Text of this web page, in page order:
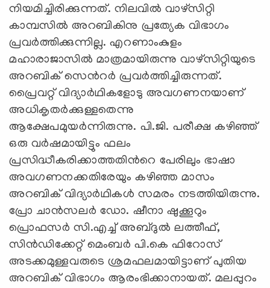
നിയമിച്ചിരിക്കുന്നത്. നിലവില്‍ വാഴ്സിറ്റി
കാമ്പസില്‍ അറബികിനു പ്രത്യേക വിഭാഗം
പ്രവര്‍ത്തിക്കുന്നില്ല. എറണാംകുളം
മഹാരാജാസില്‍ മാത്രമായിരുന്നു വാഴ്സിറ്റിയുടെ
അറബിക് സെന്‍റര്‍ പ്രവര്‍ത്തിച്ചിരുന്നത്.
പ്രൈവറ്റ് വിദ്യാര്‍ഥികളോടു അവഗണനയാണ്
അധികൃതര്‍ക്കുള്ളതെന്നു
ആക്ഷേപമുയര്‍ന്നിരുന്നു. പി.ജി. പരീക്ഷ കഴിഞ്ഞ്
ഒരു വര്‍ഷമായിട്ടും ഫലം
പ്രസിദ്ധീകരിക്കാത്തതിന്‍റെ പേരിലും ഭാഷാ
അവഗണനക്കതിരേയും കഴിഞ്ഞ മാസം
അറബിക് വിദ്യാര്‍ഥികള്‍ സമരം നടത്തിയിരുന്നു.
പ്രോ ചാന്‍സലര്‍ ഡോ. ഷീനാ ഷുക്കൂറും
പ്രൊഫസര്‍ സി.എച്ച് അബ്ദുല്‍ ലത്തീഫ്,
സിന്‍ഡിക്കേറ്റ് മെംബര്‍ പി.കെ ഫിറോസ്
അടക്കമുള്ളവരുടെ ശ്രമഫലമായിട്ടാണ് പുതിയ
അറബിക് വിഭാഗം ആരംഭിക്കാനായത്. മലപ്പുറം